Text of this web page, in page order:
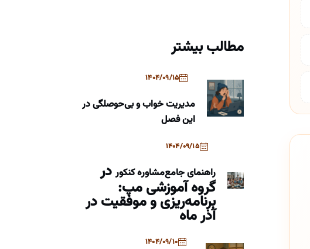
مطالب بیشتر
1404/09/15
مدیریت خواب و بی‌حوصلگی در
این فصل
1404/09/15
راهنمای جامعمشاوره کنکوردر
گروه آموزشی مپ:
برنامه‌ریزی و موفقیت در
آذر ماه
1404/09/10